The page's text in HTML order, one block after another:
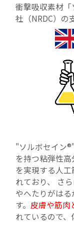
衝撃吸収素材
社（NRDC）の
"ソルボセイン
を持つ粘弾性
を実現する人
れており、 さ
やへたりがは
す。 皮膚や筋肉
れているので、